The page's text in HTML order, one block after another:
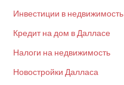
Инвестиции в недвижимость
Кредит на дом в Далласе
Налоги на недвижимость
Новостройки Далласа